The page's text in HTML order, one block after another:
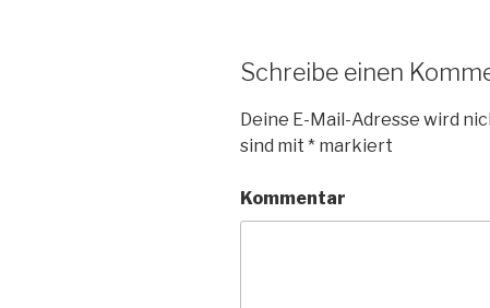
Schreibe einen
Deine E-Mail-Adresse wird
sind mit * markiert
Kommentar